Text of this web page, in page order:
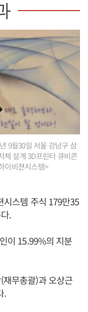
9월30일 서울 강남구 삼
체 설계 3D프린터 큐비콘
이비젼시스템>
시스템 주식 179만35
.
이 15.99%의 지분
무총괄)과 오상근
.